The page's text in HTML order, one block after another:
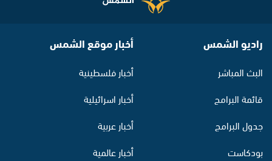
راديو الشمس
البث المباشر
قائمة البرامج
جدول البرامج
بودكاست
أخبار موقع الشمس
أخبار فلسطينية
أخبار اسرائيلية
أخبار عربية
أخبار عالمية